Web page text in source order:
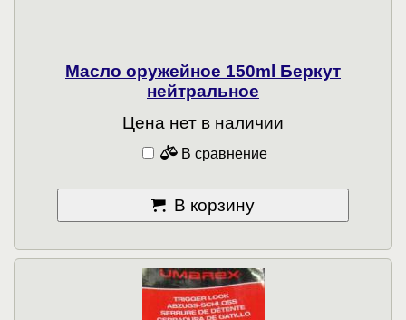
Масло оружейное 150ml Беркут
нейтральное
Цена нет в наличии
В сравнение
В корзину